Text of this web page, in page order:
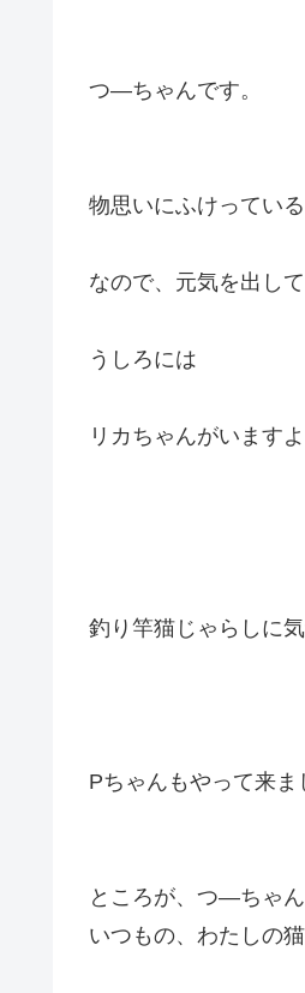
つ―ちゃんです。
物思いにふけってい
なので、元気を出し
うしろには
リカちゃんがいますよ
釣り竿猫じゃらしに
Pちゃんもやって来ま
ところが、つ―ちゃん
いつもの、わたしの